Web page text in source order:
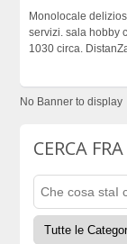
Monolocale
servizi. sala hobby
1030 circa.
No Banner to display
CERCA